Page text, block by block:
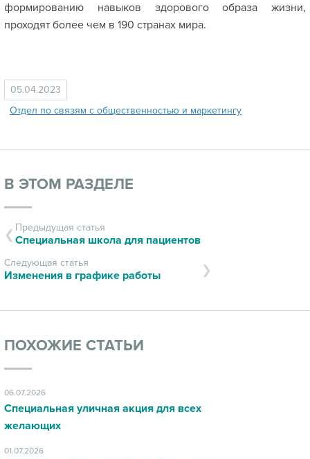
формированию навыков здорового образа жизни,
проходят более чем в 190 странах мира.
05.04.2023
Отдел по связям с общественностью и маркетингу
В ЭТОМ РАЗДЕЛЕ
Предыдущая статья
Специальная школа для пациентов
Следующая статья
Изменения в графике работы
ПОХОЖИЕ СТАТЬИ
06.07.2026
Специальная уличная акция для всех
желающих
01.07.2026